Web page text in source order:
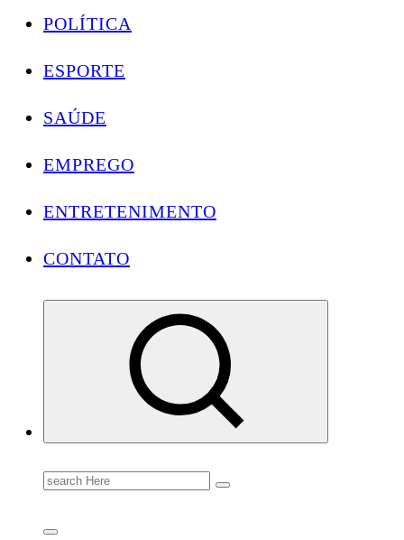
POLÍTICA
ESPORTE
SAÚDE
EMPREGO
ENTRETENIMENTO
CONTATO
Search
for: